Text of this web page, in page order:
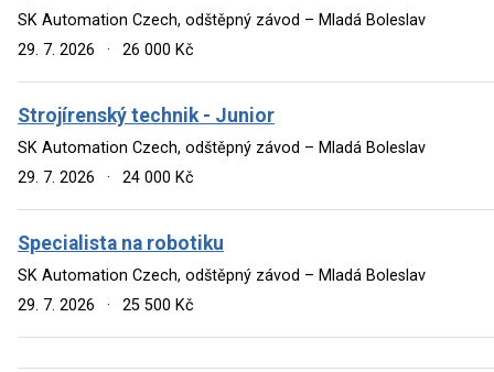
SK Automation Czech, odštěpný závod – Mladá Boleslav
29. 7. 2026
· 26 000 Kč
Strojírenský technik - Junior
SK Automation Czech, odštěpný závod – Mladá Boleslav
29. 7. 2026
· 24 000 Kč
Specialista na robotiku
SK Automation Czech, odštěpný závod – Mladá Boleslav
29. 7. 2026
· 25 500 Kč